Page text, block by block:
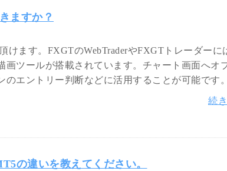
ますか？
けます。FXGTのWebTraderやFXGTトレーダーに
ツールが搭載されています。チャート画面へオ
エントリー判断などに活用することが可能です。
続
の違いを教えてください。